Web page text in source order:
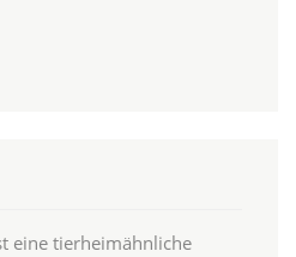
eine tierheimähnliche